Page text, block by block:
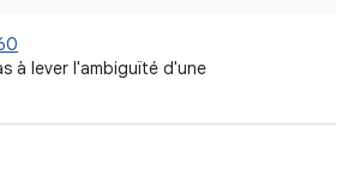
à lever l'ambiguïté d'une